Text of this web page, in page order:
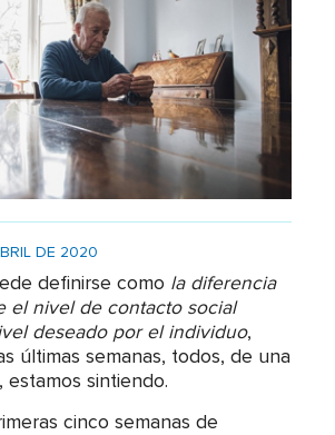
DE 2020
definirse como la diferencia
el nivel de contacto social
deseado por el individuo,
últimas semanas, todos, de una
estamos sintiendo.
cinco semanas de